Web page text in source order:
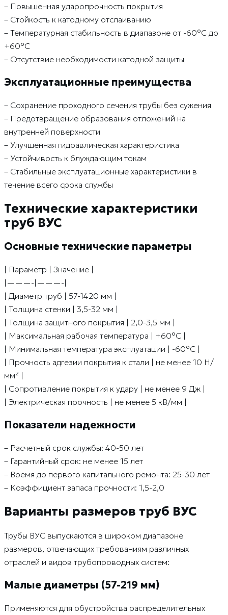
– Повышенная ударопрочность покрытия
– Стойкость к катодному отслаиванию
– Температурная стабильность в диапазоне от -60°C до
+60°C
– Отсутствие необходимости катодной защиты
Эксплуатационные преимущества
– Сохранение проходного сечения трубы без сужения
– Предотвращение образования отложений на
внутренней поверхности
– Улучшенная гидравлическая характеристика
– Устойчивость к блуждающим токам
– Стабильные эксплуатационные характеристики в
течение всего срока службы
Технические характеристики
труб ВУС
Основные технические параметры
| Параметр | Значение |
|———-|———-|
| Диаметр труб | 57-1420 мм |
| Толщина стенки | 3,5-32 мм |
| Толщина защитного покрытия | 2,0-3,5 мм |
| Максимальная рабочая температура | +60°С |
| Минимальная температура эксплуатации | -60°С |
| Прочность адгезии покрытия к стали | не менее 10 Н/
мм² |
| Сопротивление покрытия к удару | не менее 9 Дж |
| Электрическая прочность | не менее 5 кВ/мм |
Показатели надежности
– Расчетный срок службы: 40-50 лет
– Гарантийный срок: не менее 15 лет
– Время до первого капитального ремонта: 25-30 лет
– Коэффициент запаса прочности: 1,5-2,0
Варианты размеров труб ВУС
Трубы ВУС выпускаются в широком диапазоне
размеров, отвечающих требованиям различных
отраслей и видов трубопроводных систем:
Малые диаметры (57-219 мм)
Применяются для обустройства распределительных